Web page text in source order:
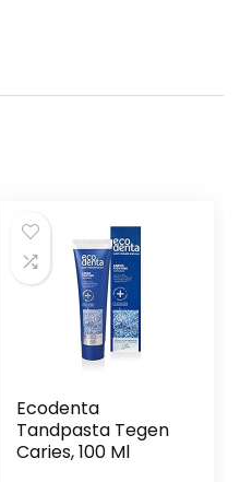
Ecodenta
Tandpasta Tegen
Caries, 100 Ml